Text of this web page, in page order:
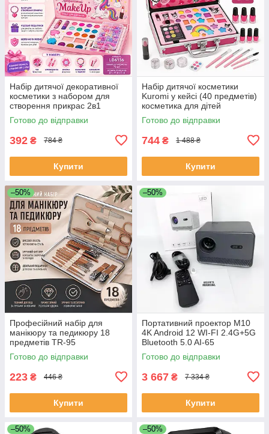
Набір дитячої декоративної
косметики з набором для
створення прикрас 2в1
MakeUp Набір для дівчаток
BC-25
Готово до відправки
392 ₴ 784 ₴
Купити
Набір дитячої косметики
Kuromi у кейсі (40 предметів)
косметика для дітей
косметика дитяча YF-93
Готово до відправки
744 ₴ 1 488 ₴
Купити
–50%
Професійний набір для
манікюру та педикюру 18
предметів TR-95
Готово до відправки
223 ₴ 446 ₴
Купити
–50%
Портативний проектор M10
4K Android 12 WI-FI 2.4G+5G
Bluetooth 5.0 AI-65
Готово до відправки
3 667 ₴ 7 334 ₴
Купити
–50% –50%